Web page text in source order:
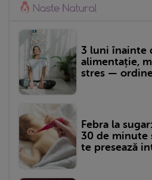
3 luni înainte
alimentație,
stres —
Febra la
30 de minute
te presează